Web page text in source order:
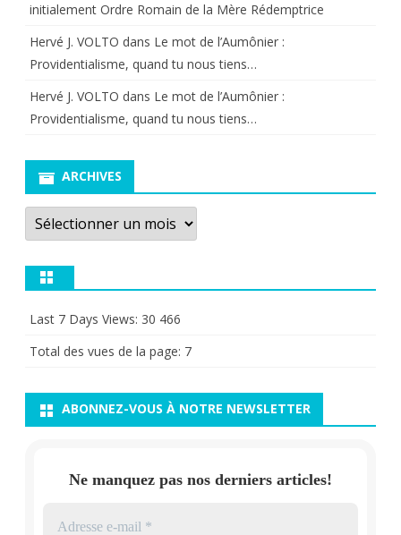
initialement Ordre Romain de la Mère Rédemptrice
Hervé J. VOLTO dans Le mot de l’Aumônier :
Providentialisme, quand tu nous tiens…
Hervé J. VOLTO dans Le mot de l’Aumônier :
Providentialisme, quand tu nous tiens…
ARCHIVES
Archives
Last 7 Days Views: 30 466
Total des vues de la page: 7
ABONNEZ-VOUS À NOTRE NEWSLETTER
Ne manquez pas nos derniers articles!